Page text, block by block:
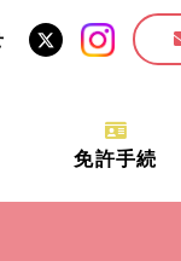
免許手続
続場所の対象者及